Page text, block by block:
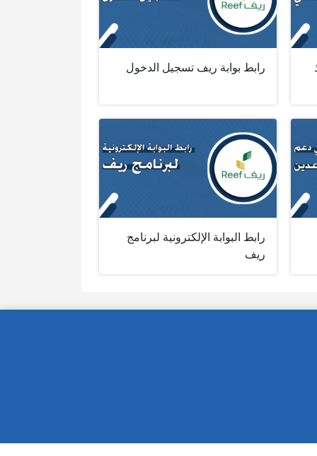
رابط بوابة ريف تسجيل الدخول
رابط البوابة الإلكترونية لبرنامج
ريف